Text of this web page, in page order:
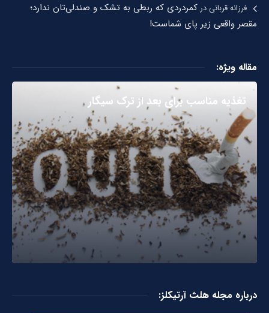
فرزانه قربانیدرکمردردی که ربطی به تشک و صندلی‌تان ندارد؛
مقصر واقعی زیر پای شماست!
مقاله ویژه:
تغذیه مناسب برای بعد از ترک سیگار
درباره مجله هلث آرتیکلز: